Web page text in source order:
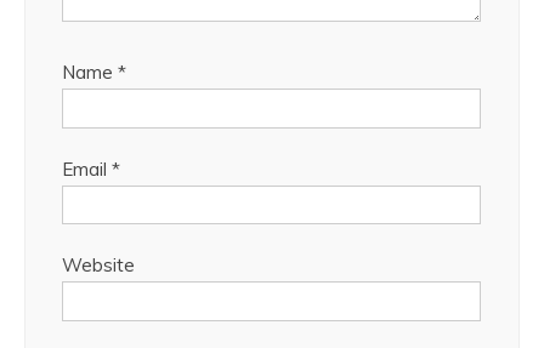
Name *
Email *
Website